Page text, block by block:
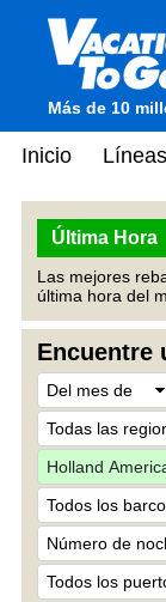
Más de 10
Inicio
Última Hora
Las mejores
última hora del
Encuentre